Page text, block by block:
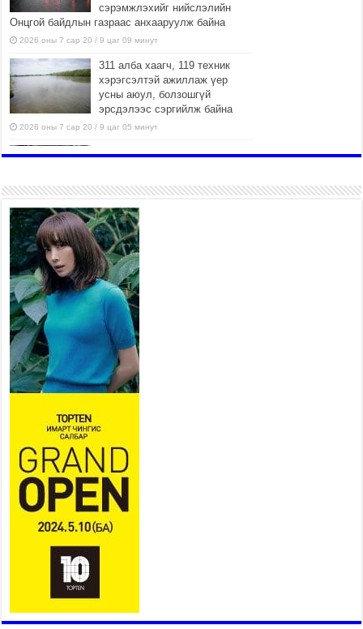
сэрэмжлэхийг нийслэлийн
Онцгой байдлын газраас анхааруулж байна
2026 оны 7 сар 20 / 9 цаг 09 минут
311 алба хаагч, 119 техник
хэрэгсэлтэй ажиллаж үер
усны аюул, болзошгүй
эрсдэлээс сэргийлж байна
2026 оны 7 сар 20 / 9 цаг 05 минут
Аяллаа зөв төлөвлөхийг
2026 оны 7 сар 16 / 11 цаг 50 минут
Үер усны болзошгүй аюулаас
сэргийлж, холбогдох
байгууллагууд өндөржүүлсэн
бэлэн байдалд ажиллаж байна
2026 оны 7 сар 15 / 13 цаг 06 минут
Монгол адууны үнэ цэнийг
дэлхийд сурталчлах “Дэлхийн
адууны өдөр”-т 15000 морьтон
оролцож байна
2026 оны 7 сар 15 / 11 цаг 51 минут
Шагайн харвааны насанд хүрэгчдийн багийн
шилдгүүд шалгарав
2026 оны 7 сар 15 / 11 цаг 45 минут
Үндэсний их баяр наадмын сур харвааны
шагналыг нийслэлийн Засаг дарга бөгөөд
Улаанбаатар хотын Захирагч Б.Пүрэвдагва
гардууллаа
2026 оны 7 сар 15 / 11 цаг 41 минут
Нийслэлийн Эрүүл мэндийн газраас 45 баг
иргэдэд тусламж, үйлчилгээ үзүүлж байна
2026 оны 7 сар 15 / 11 цаг 30 минут
үргэлжилж байна